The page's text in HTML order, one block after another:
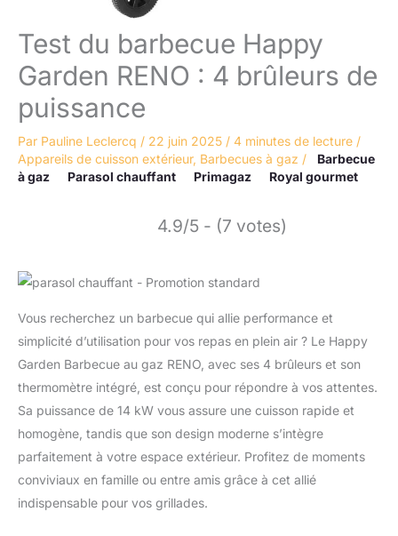
Test du barbecue Happy
Garden RENO : 4 brûleurs de
puissance
Par Pauline Leclercq / 22 juin 2025 / 4 minutes de lecture /
Appareils de cuisson extérieur, Barbecues à gaz /
Barbecue
à gaz
Parasol chauffant Primagaz Royal gourmet
4.9/5 - (7 votes)
Vous recherchez un barbecue qui allie performance et
simplicité d’utilisation pour vos repas en plein air ? Le Happy
Garden Barbecue au gaz RENO, avec ses 4 brûleurs et son
thermomètre intégré, est conçu pour répondre à vos attentes.
Sa puissance de 14 kW vous assure une cuisson rapide et
homogène, tandis que son design moderne s’intègre
parfaitement à votre espace extérieur. Profitez de moments
conviviaux en famille ou entre amis grâce à cet allié
indispensable pour vos grillades.